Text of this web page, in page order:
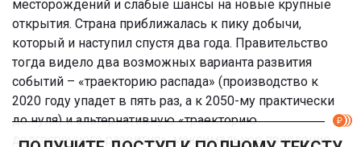
месторождений и слабые шансы на новые крупные
открытия. Страна приближалась к пику добычи,
который и наступил спустя два года. Правительство
тогда видело два возможных варианта развития
событий – «траекторию распада» (производство к
2020 году упадет в пять раз, а к 2050-му практически
до нуля) и альтернативную «траекторию
долгосрочного развития»: максимальное продление